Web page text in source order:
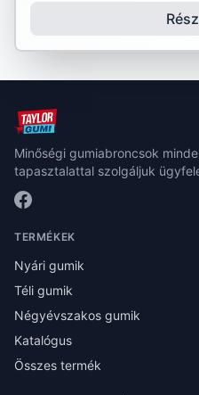
Minőségi gumiabroncsok
tapasztalattal szolgáljuk
TERMÉKEK
Nyári gumik
Téli gumik
Négyévszakos gumik
Katalógus
Összes termék